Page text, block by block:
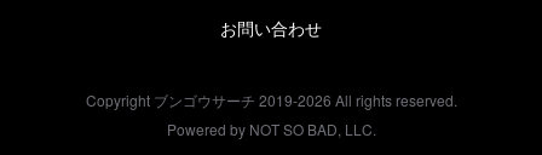
お問い合わせ
Copyright ブンゴウサーチ 2019-2026 All rights reserved.
Powered by NOT SO BAD, LLC.